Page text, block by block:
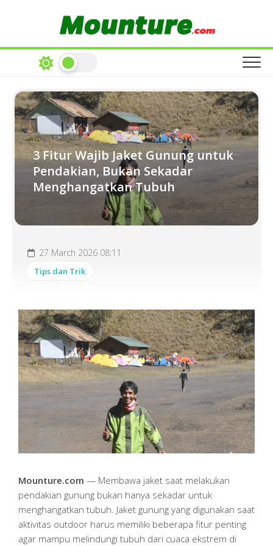
3 Fitur Wajib Jaket Gunung untuk
Pendakian, Bukan Sekadar
Menghangatkan Tubuh
27 March 2026 08:11
Tips dan Trik
Mounture.com — Membawa jaket saat melakukan
pendakian gunung bukan hanya sekadar untuk
menghangatkan tubuh. Jaket gunung yang digunakan saat
aktivitas outdoor harus memiliki beberapa fitur penting
agar mampu melindungi tubuh dari cuaca ekstrem di